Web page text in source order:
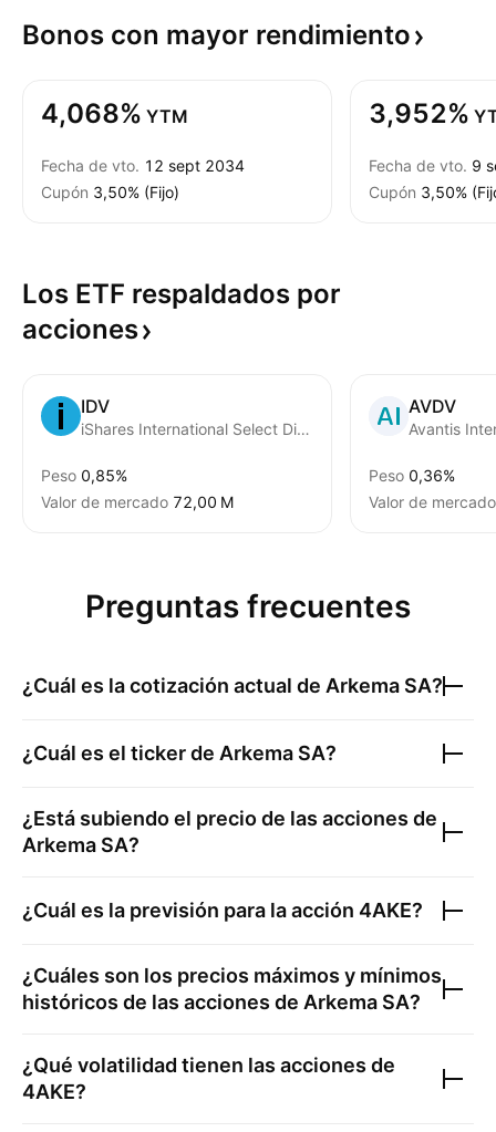
Bonos con mayor rendimiento
4,068% YTM
Fecha de vto. 12 sept 2034
Cupón 3,50% (Fijo)
3,952%
Fecha de vto. 9
Cupón 3,50%
Los ETF respaldados por
acciones
IDV
iShares International Select Dividend ETF
Peso 0,85%
Valor de mercado ‪72,00 M‬
AVDV
Peso 0,36%
Valor de mercado
Preguntas frecuentes
¿Cuál es la cotización actual de Arkema SA?
¿Cuál es el ticker de Arkema SA?
¿Está subiendo el precio de las acciones de
Arkema SA?
¿Cuál es la previsión para la acción 4AKE?
¿Cuáles son los precios máximos y mínimos
históricos de las acciones de Arkema SA?
¿Qué volatilidad tienen las acciones de
4AKE?